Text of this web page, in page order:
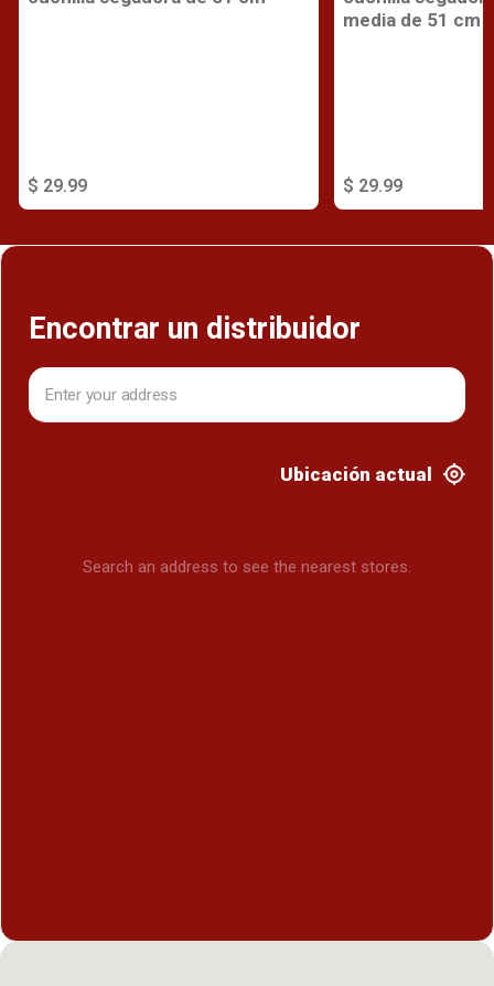
$ 29.99
media de 51 cm
$ 29.99
Encontrar un distribuidor
Ubicación actual
Search an address to see the nearest stores.